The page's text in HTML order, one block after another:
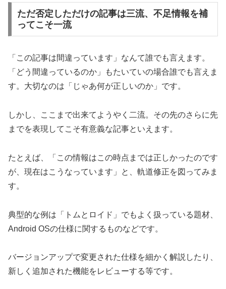
ただ否定しただけの記事は三流、不足情報を補
ってこそ一流
「この記事は間違っています」なんて誰でも言えます。
「どう間違っているのか」もたいていの場合誰でも言えま
す。大切なのは「じゃあ何が正しいのか」です。
しかし、ここまで出来てようやく二流。その先のさらに先
までを表現してこそ有意義な記事といえます。
たとえば、「この情報はこの時点までは正しかったのです
が、現在はこうなっています」と、軌道修正を図ってみま
す。
典型的な例は「トムとロイド」でもよく扱っている題材、
Android OSの仕様に関するものなどです。
バージョンアップで変更された仕様を細かく解説したり、
新しく追加された機能をレビューする等です。